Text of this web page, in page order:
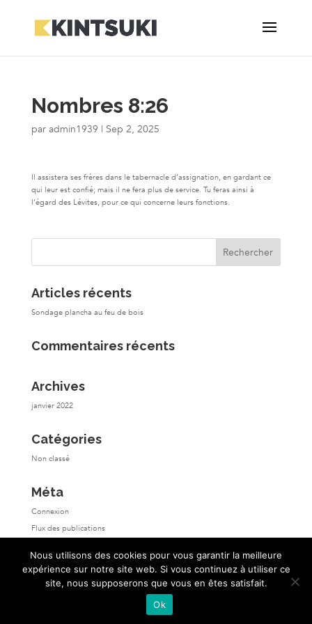
Nombres 8:26
par admin1939 | Sep 2, 2025
Il assistera ses frères dans le tabernacle d’assignation, en gardant ce
qui leur est confié; mais il ne fera plus de service. Tu feras ainsi à
l’égard des Lévites, pour ce qui concerne leurs fonctions.
Articles récents
Sondage plancha au feu de bois
Commentaires récents
Archives
janvier 2022
Catégories
Non classé
Méta
Connexion
Flux des publications
Site de WordPress-FR
Nous utilisons des cookies pour vous garantir la meilleure
expérience sur notre site web. Si vous continuez à utiliser ce
site, nous supposerons que vous en êtes satisfait.
Ok